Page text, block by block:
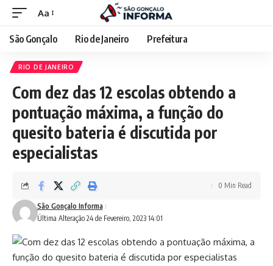
Aa
São Gonçalo Rio de Janeiro Prefeitura
RIO DE JANEIRO
Com dez das 12 escolas obtendo a
pontuação máxima, a função do
quesito bateria é discutida por
especialistas
Última Alteração 24 de Fevereiro, 2023 14:01
São Gonçalo Informa
0 Min Read